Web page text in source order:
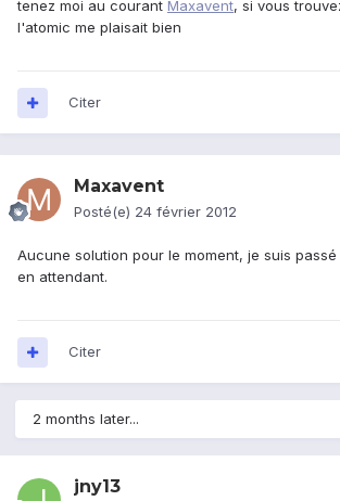
tenez moi au courant Maxavent, si vous
l'atomic me plaisait bien
Citer
Maxavent
Posté(e) 24 février 2012
Aucune solution pour le moment, je suis
en attendant.
Citer
2 months later...
jny13